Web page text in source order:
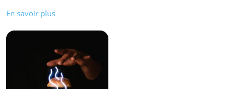
En savoir plus